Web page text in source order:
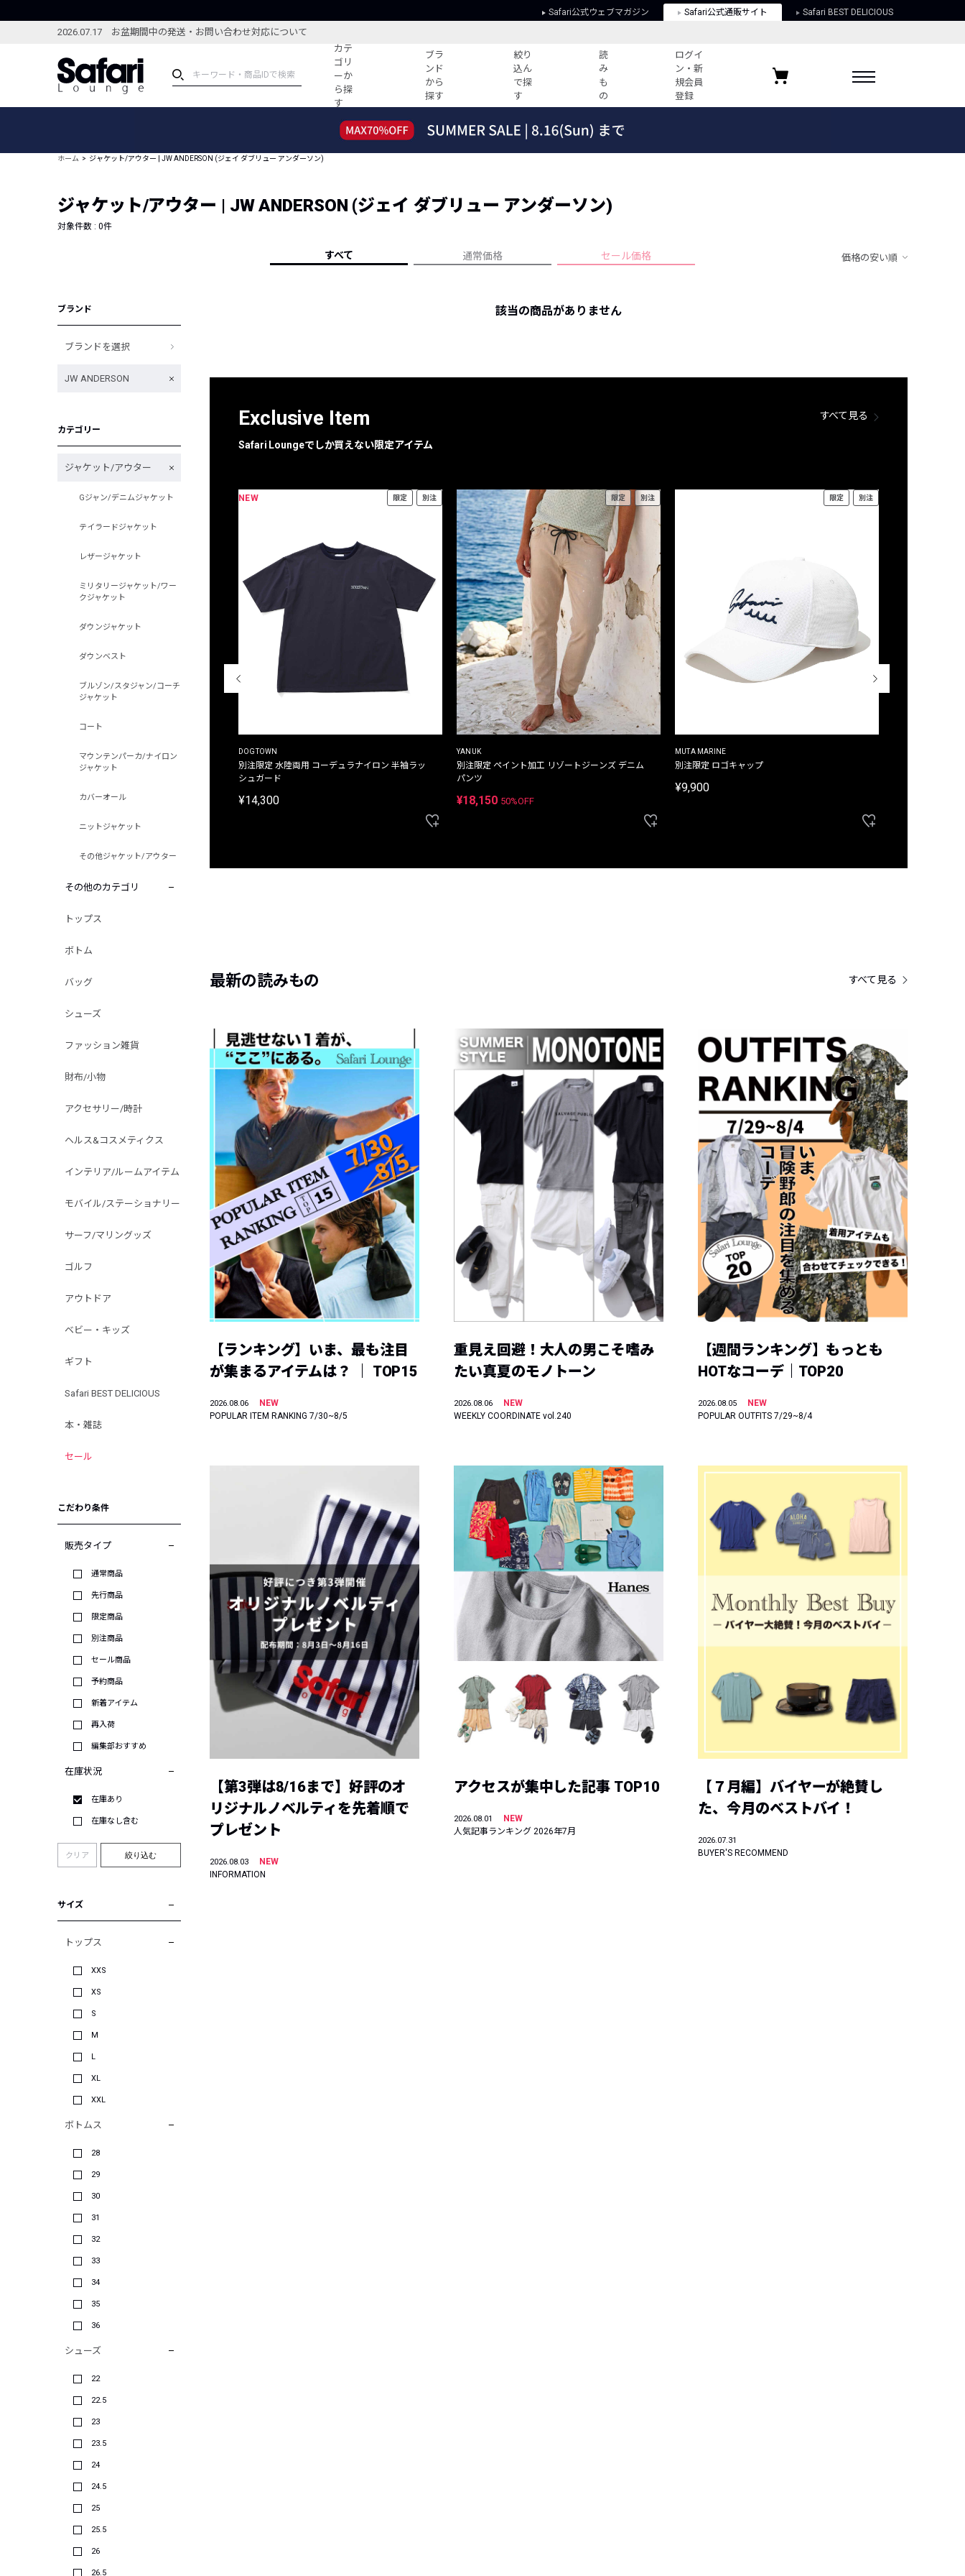
Safari公式ウェブマガジン Safari公式通販サイト Safari BEST DELICIOUS
2026.07.17 お盆期間中の発送・お問い合わせ対応について
カテ
ゴリ
ーか
ら探
す
ブラ
ンド
から
探す
絞り
込ん
で探
す
読
み
も
の
ログイ
ン・新
規会員
登録
ブランドから探す
新着アイテム
編集部のおすすめアイテム
特集記事
コーディネート
すべての記事
ーデ紹介
HOTなコーデ TOP20
人気記事ランキング
フォーカスブランド
よくある質問
プライバシーポリシー
お気に入りブランド
ホーム ジャケット/アウター | JW ANDERSON (ジェイ ダブリュー アンダーソン)
ジャケット/アウター | JW ANDERSON (ジェイ ダブリュー アンダーソン)
対象件数 : 0件
すべて 通常価格 セール価格 価格の安い順
ブランド
ブランドを選択
JW ANDERSON
カテゴリー
ジャケット/アウター
Gジャン/デニムジャケット
テイラードジャケット
レザージャケット
ミリタリージャケット/ワー
クジャケット
ダウンジャケット
ダウンベスト
ブルゾン/スタジャン/コーチ
ジャケット
コート
マウンテンパーカ/ナイロン
ジャケット
カバーオール
ニットジャケット
その他ジャケット/アウター
その他のカテゴリ
トップス
ボトム
バッグ
シューズ
ファッション雑貨
財布/小物
アクセサリー/時計
ヘルス&コスメティクス
インテリア/ルームアイテム
モバイル/ステーショナリー
サーフ/マリングッズ
ゴルフ
アウトドア
ベビー・キッズ
ギフト
Safari BEST DELICIOUS
本・雑誌
セール
こだわり条件
販売タイプ
通常商品
先行商品
限定商品
別注商品
セール商品
予約商品
新着アイテム
再入荷
編集部おすすめ
在庫状況
在庫あり
在庫なし含む
クリア 絞り込む
サイズ
トップス
XXS
XS
S
M
L
XL
XXL
ボトムス
28
29
30
31
32
33
34
35
36
シューズ
22
22.5
23
23.5
24
24.5
25
25.5
26
26.5
該当の商品がありません
Exclusive Item
Safari Loungeでしか買えない限定アイテム
すべて見る
THE DUFFER OF ST.GEORGE
別注限定 ピグメントダイ バックプリント サーフ
NEW 限定 別注
DOGTOWN
別注限定 水陸両用 コーデュラナイロン 半袖ラッ
シュガード
¥14,300
限定 別注
YANUK
別注限定 ペイント加工 リゾートジーンズ デニム
パンツ
¥18,150 50%OFF
限定 別注
MUTA MARINE
別注限定 ロゴキャップ
¥9,900
最新の読みもの すべて見る
【ランキング】いま、最も注目
が集まるアイテムは？ ｜ TOP15
2026.08.06
NEW
POPULAR ITEM RANKING 7/30~8/5
重見え回避！大人の男こそ嗜み
たい真夏のモノトーン
2026.08.06
NEW
WEEKLY COORDINATE vol.240
【週間ランキング】もっとも
HOTなコーデ｜TOP20
2026.08.05
NEW
POPULAR OUTFITS 7/29~8/4
【第3弾は8/16まで】好評のオ
リジナルノベルティを先着順で
プレゼント
2026.08.03
NEW
INFORMATION
アクセスが集中した記事 TOP10
2026.08.01
NEW
人気記事ランキング 2026年7月
【７月編】バイヤーが絶賛し
た、今月のベストバイ！
2026.07.31
BUYER'S RECOMMEND